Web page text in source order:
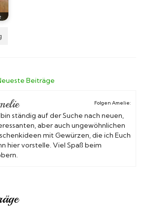
Beiträge
Folgen Amelie:
ständig auf der Suche nach neuen,
aber auch ungewöhnlichen
mit Gewürzen, die ich Euch
hier vorstelle. Viel Spaß beim